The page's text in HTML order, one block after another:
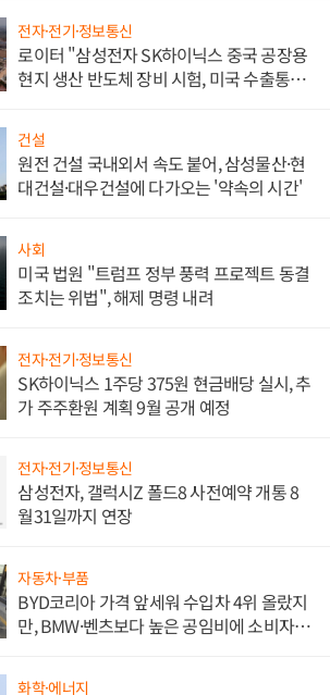
전자·전기·정보통신
로이터 "삼성전자 SK하이닉스 중국 공장용
현지 생산 반도체 장비 시험, 미국 수출통제
건설
원전 건설 국내외서 속도 붙어, 삼성물산·현
대건설·대우건설에 다가오는 '약속의 시간'
사회
미국 법원 "트럼프 정부 풍력 프로젝트 동결
조치는 위법", 해제 명령 내려
전자·전기·정보통신
SK하이닉스 1주당 375원 현금배당 실시, 추
가 주주환원 계획 9월 공개 예정
전자·전기·정보통신
삼성전자, 갤럭시Z 폴드8 사전예약 개통 8
월31일까지 연장
자동차·부품
BYD코리아 가격 앞세워 수입차 4위 올랐지
만, BMW·벤츠보다 높은 공임비에 소비자
화학·에너지